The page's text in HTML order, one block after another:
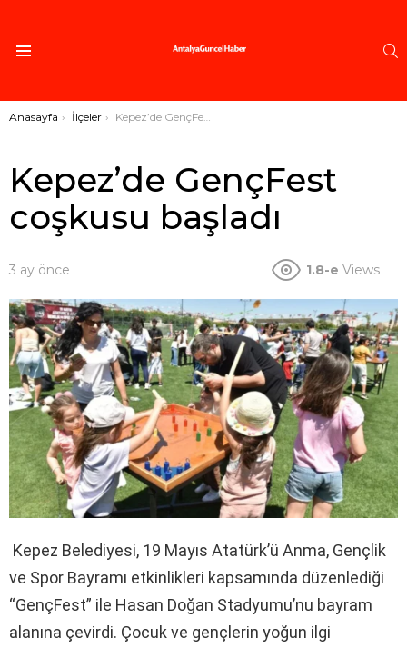
Buradasınız:
Anasayfa İlçeler Kepez’de GençFest coşkusu başladı
Kepez’de GençFest
coşkusu başladı
3 ay önce 1.8-e Views
Kepez Belediyesi, 19 Mayıs Atatürk’ü Anma, Gençlik
ve Spor Bayramı etkinlikleri kapsamında düzenlediği
“GençFest” ile Hasan Doğan Stadyumu’nu bayram
alanına çevirdi. Çocuk ve gençlerin yoğun ilgi